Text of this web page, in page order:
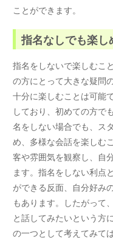
ことができます。
指名なしでも楽し
指名をしないで楽しむこ
の方にとって大きな疑問
十分に楽しむことは可能
しており、初めての方で
名をしない場合でも、ス
め、多様な会話を楽しむ
客や雰囲気を観察し、自
ます。指名をしない利点
ができる反面、自分好み
もあります。したがって
と話してみたいという方
の一つとして考えてみて